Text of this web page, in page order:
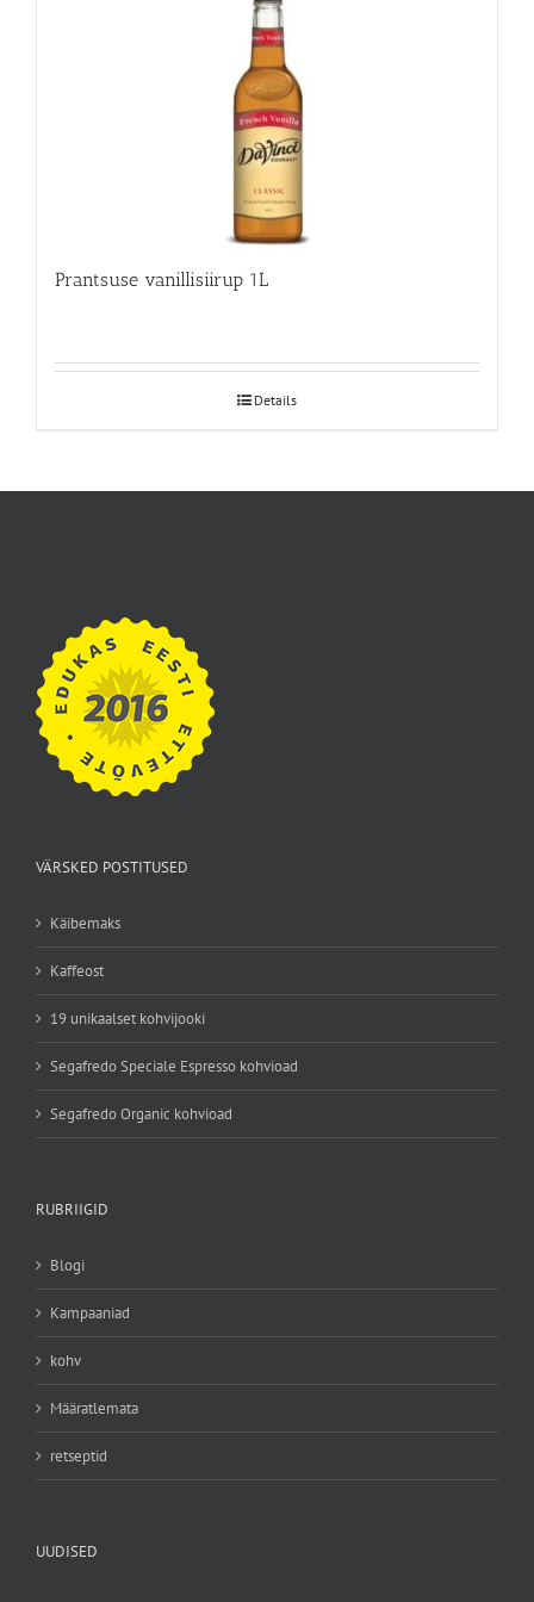
Prantsuse vanillisiirup 1L
Details
VÄRSKED POSTITUSED
Käibemaks
Kaffeost
19 unikaalset kohvijooki
Segafredo Speciale Espresso kohvioad
Segafredo Organic kohvioad
RUBRIIGID
Blogi
Kampaaniad
kohv
Määratlemata
retseptid
UUDISED